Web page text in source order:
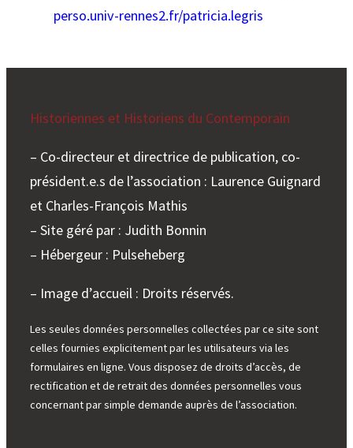
perso.univ-rennes2.fr/patricia.legris
Historiennes et Historiens du Contemporain
– Co-directeur et directrice de publication, co-
président.e.s de l’association : Laurence Guignard
et Charles-François Mathis
– Site géré par : Judith Bonnin
– Hébergeur : Pulseheberg
– Image d’accueil : Droits réservés.
Les seules données personnelles collectées par ce site sont
celles fournies explicitement par les utilisateurs via les
formulaires en ligne. Vous disposez de droits d’accès, de
rectification et de retrait des données personnelles vous
concernant par simple demande auprès de l’association.